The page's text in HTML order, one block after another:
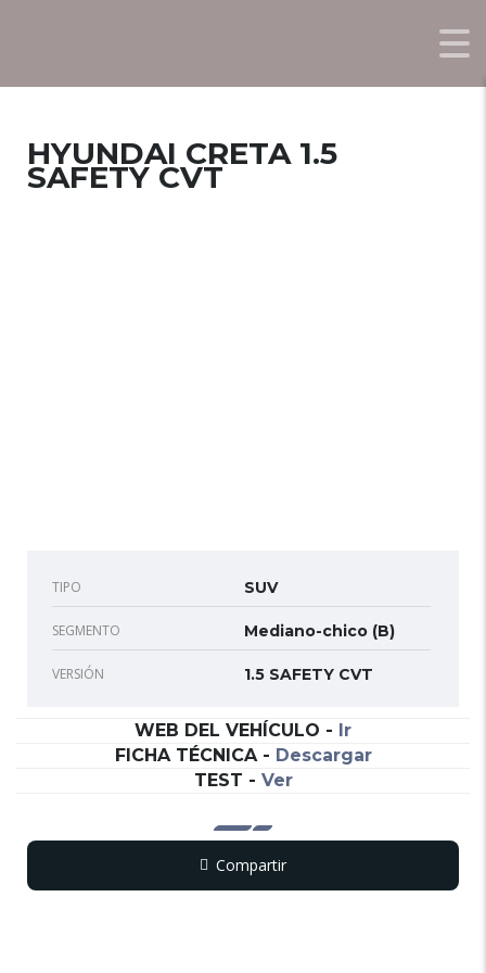
HYUNDAI CRETA 1.5
SAFETY CVT
TIPO SUV
SEGMENTO Mediano-chico (B)
VERSIÓN 1.5 SAFETY CVT
WEB DEL VEHÍCULO - Ir
FICHA TÉCNICA- Descargar
TEST - Ver
Compartir
CopyWhatsApp
Messenger
Email
Print